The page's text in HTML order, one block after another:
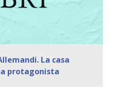
La casa
protagonista